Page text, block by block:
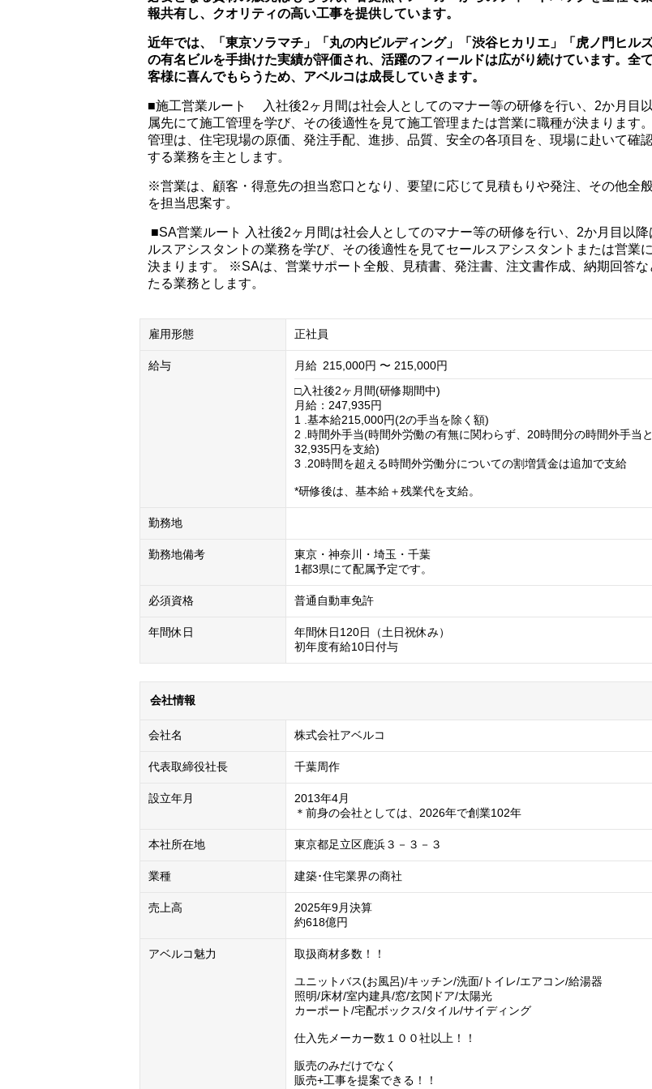
報共有し、クオリティの高い工事を提供しています。
近年では、「東京ソラマチ」「丸の内ビルディング」「渋谷ヒカリエ」「虎ノ門ヒル
の有名ビルを手掛けた実績が評価され、活躍のフィールドは広がり続けています。全
客様に喜んでもらうため、アベルコは成長していきます。
■施工営業ルート 入社後2ヶ月間は社会人としてのマナー等の研修を行い、2か月目
属先にて施工管理を学び、その後適性を見て施工管理または営業に職種が決まります
管理は、住宅現場の原価、発注手配、進捗、品質、安全の各項目を、現場に赴いて確
する業務を主とします。
※営業は、顧客・得意先の担当窓口となり、要望に応じて見積もりや発注、その他全
を担当思案す。
■SA営業ルート 入社後2ヶ月間は社会人としてのマナー等の研修を行い、2か月目以降
ルスアシスタントの業務を学び、その後適性を見てセールスアシスタントまたは営業
決まります。 ※SAは、営業サポート全般、見積書、発注書、注文書作成、納期回答な
たる業務とします。
雇用形態 正社員
給与 月給 215,000円 〜 215,000円
□入社後2ヶ月間(研修期間中)
月給：247,935円
1 .基本給215,000円(2の手当を除く額)
2 .時間外手当(時間外労働の有無に関わらず、20時間分の時間外手当
32,935円を支給)
3 .20時間を超える時間外労働分についての割増賃金は追加で支給
勤務地
勤務地備考
東京・神奈川・埼玉・千葉
1都3県にて配属予定です。
必須資格 普通自動車免許
年間休日
年間休日120日（土日祝休み）
初年度有給10日付与
会社情報
会社名 株式会社アベルコ
代表取締役社長 千葉周作
設立年月
2013年4月
＊前身の会社としては、2026年で創業102年
本社所在地 東京都足立区鹿浜３－３－３
業種 建築･住宅業界の商社
売上高
2025年9月決算
約618億円
アベルコ魅力 取扱商材多数！！
ユニットバス(お風呂)/キッチン/洗面/トイレ/エアコン/給湯器
照明/床材/室内建具/窓/玄関ドア/太陽光
カーポート/宅配ボックス/タイル/サイディング
仕入先メーカー数１００社以上！！
販売のみだけでなく
販売+工事を提案できる！！